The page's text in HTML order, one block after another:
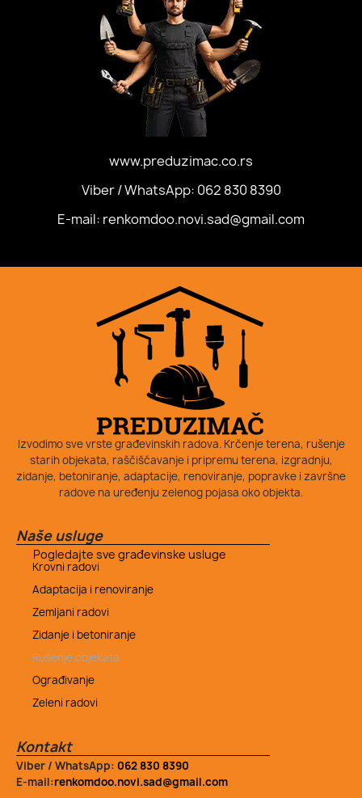
www.preduzimac.co.rs
Viber / WhatsApp: 062 830 8390
E-mail: renkomdoo.novi.sad@gmail.com
Izvodimo sve vrste građevinskih radova. Krčenje terena, rušenje
starih objekata, raščišćavanje i pripremu terena, izgradnju,
zidanje, betoniranje, adaptacije, renoviranje, popravke i završne
radove na uređenju zelenog pojasa oko objekta.
Naše usluge
Pogledajte sve građevinske usluge
Krovni radovi
Adaptacija i renoviranje
Zemljani radovi
Zidanje i betoniranje
Rušenje objekata
Ograđivanje
Zeleni radovi
Kontakt
Viber / WhatsApp: 062 830 8390
E-mail:renkomdoo.novi.sad@gmail.com